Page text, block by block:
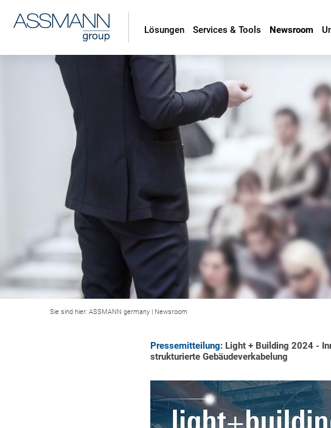
Lösungen Services & Tools Newsroom
Sie sind hier: ASSMANN germany | Newsroom
Pressemitteilung: Light + Building 2024 -
strukturierte Gebäudeverkabelung